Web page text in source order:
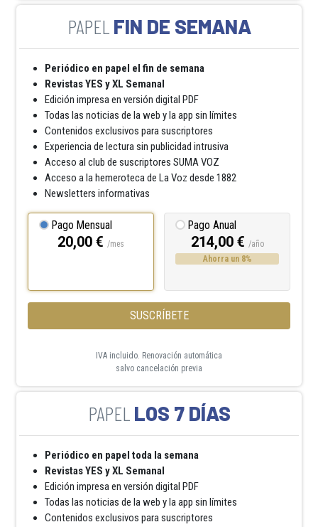
FIN DE SEMANA
Periódico en papel el fin de semana
Revistas YES y XL Semanal
Edición impresa en versión digital PDF
Todas las noticias de la web y la app sin límites
Contenidos exclusivos para suscriptores
Experiencia de lectura sin publicidad intrusiva
Acceso al club de suscriptores SUMA VOZ
Acceso a la hemeroteca de La Voz desde 1882
Newsletters informativas
Pago Mensual
20,00 € /mes
Pago Anual
214,00 € /año
Ahorra un 8%
SUSCRÍBETE
IVA incluido. Renovación automática
salvo cancelación previa
LOS 7 DÍAS
Periódico en papel toda la semana
Revistas YES y XL Semanal
Edición impresa en versión digital PDF
Todas las noticias de la web y la app sin límites
Contenidos exclusivos para suscriptores